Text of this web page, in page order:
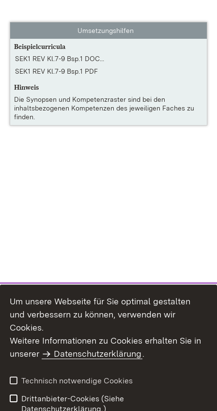
Umsetzungshilfen
Beispielcurricula
SEK1 REV Kl.7-9 Bsp.1 DOC...
SEK1 REV Kl.7-9 Bsp.1 PDF
Hinweis
Die Synopsen und Kompetenzraster sind bei den
inhaltsbezogenen Kompetenzen des jeweiligen Faches zu
finden.
Um unsere Webseite für Sie optimal gestalten
und verbessern zu können, verwenden wir
Cookies.
Weitere Informationen zu Cookies erhalten Sie in
unserer
Datenschutzerklärung.
Technisch notwendige Cookies
Drittanbieter-Cookies (Siehe
Datenschutzerklärung.)